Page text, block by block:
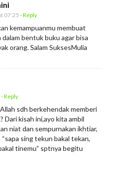
07:25- Reply
kemampuanmu membuat
dalam bentuk buku agar bisa
orang. Salam SuksesMulia
- Reply
sdh berkehendak memberi
Dari kisah ini,ayo kita ambil
niat dan sempurnakan ikhtiar,
sing tekun bakal tekan,
tinemu” sptnya begitu